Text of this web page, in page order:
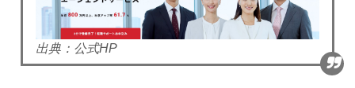
出典：公式HP